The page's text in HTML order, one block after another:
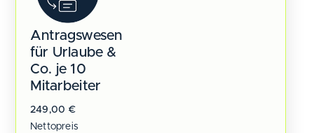
Antragswesen
für Urlaube &
Co. je 10
Mitarbeiter
249,00 €
Nettopreis